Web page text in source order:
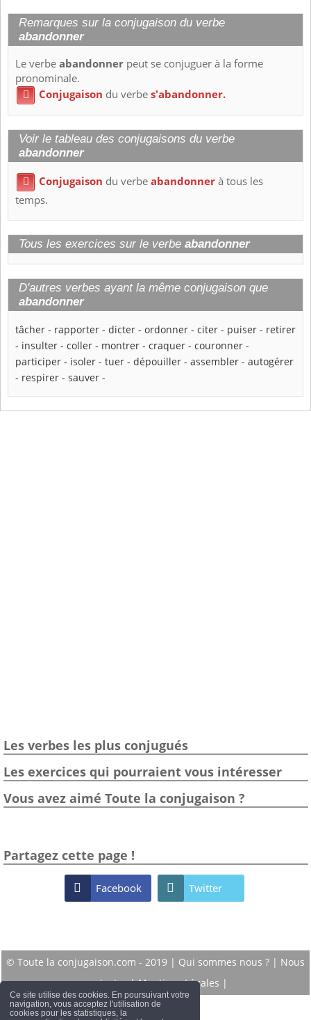
Ce site utilise des cookies. En poursuivant votre
navigation, vous acceptez l'utilisation de
cookies pour les statistiques, la
Remarques sur la conjugaison du verbe
abandonner
Le verbeabandonner peut se conjuguer à la forme
pronominale.
 Conjugaison du verbes'abandonner.
Voir le tableau des conjugaisons du verbe
abandonner
 Conjugaison du verbeabandonnerà tous les
temps.
Tous les exercices sur le verbe abandonner
D'autres verbes ayant la même conjugaison que
abandonner
tâcher - rapporter - dicter - ordonner - citer - puiser - retirer
- insulter - coller - montrer - craquer - couronner -
participer - isoler - tuer - dépouiller - assembler - autogérer
- respirer - sauver -
Les verbes les plus conjugués
Les exercices qui pourraient vous intéresser
Vous avez aimé Toute la conjugaison ?
Partagez cette page !
 Facebook  Twitter
© Toute la conjugaison.com - 2019 | Qui sommes nous ? | Nous
contacter|Mentions Légales |